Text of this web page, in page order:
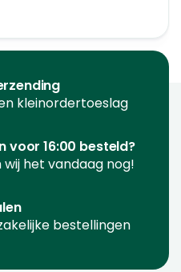
kleinordertoeslag
voor 16:00 besteld?
het vandaag nog!
bestellingen